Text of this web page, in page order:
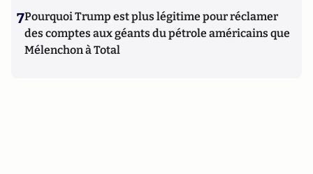
7Pourquoi Trump est plus légitime pour réclamer
des comptes aux géants du pétrole américains que
Mélenchon à Total